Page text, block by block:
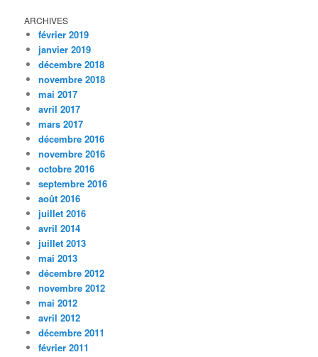
ARCHIVES
février 2019
janvier 2019
décembre 2018
novembre 2018
mai 2017
avril 2017
mars 2017
décembre 2016
novembre 2016
octobre 2016
septembre 2016
août 2016
juillet 2016
avril 2014
juillet 2013
mai 2013
décembre 2012
novembre 2012
mai 2012
avril 2012
décembre 2011
février 2011